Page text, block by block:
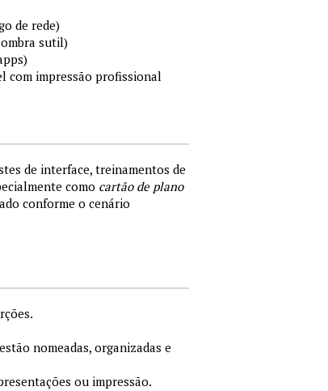
de rede)
sutil)
com impressão profissional
de interface, treinamentos de
como cartão de plano
conforme o cenário
nomeadas, organizadas e
ou impressão.